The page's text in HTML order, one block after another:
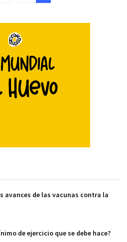
avances de las vacunas contra la
de ejercicio que se debe hace?